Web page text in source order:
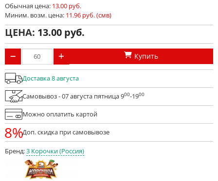
Обычная цена: 13.00 руб.
Миним. возм. цена: 11.96 руб. (смв)
ЦЕНА: 13.00
Купить
Доставка 8 августа
Самовывоз - 07 августа пятница 900-1900
Можно оплатить картой
8%Доп. скидка при самовывозе
Бренд:3 Корочки (Россия)